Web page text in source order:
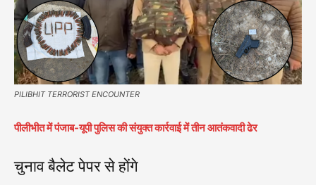
PILIBHIT TERRORIST ENCOUNTER
पीलीभीत में पंजाब-यूपी पुलिस की संयुक्त कार्रवाई में तीन आतंकवादी ढेर
चुनाव बैलेट पेपर से होंगे